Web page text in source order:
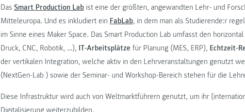
Das Smart Production Lab ist eine der größten, angewandten Lehr- und
Mitteleuropa. Und es inkludiert ein FabLab, in dem man als Studierende:r
im Sinne eines Maker Space. Das Smart Production Lab umfasst den
Druck, CNC, Robotik, …), IT-Arbeitsplätze für Planung (MES, ERP), Echtzeit-
der vertikalen Integration, welche aktiv in den Lehrveranstaltungen genutzt
(NextGen-Lab ) sowie der Seminar- und Workshop-Bereich stehen für die
Diese Infrastruktur wird auch von Weltmarktführern genutzt, um ihr
Digitalisierung weiterzubilden.